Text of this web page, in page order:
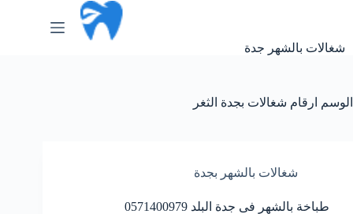
شغالات بالشهر جدة
الوسم ارقام شغالات بجدة الثغر
شغالات بالشهر بجدة
طباخة بالشهر فى جدة البلد 0571400979